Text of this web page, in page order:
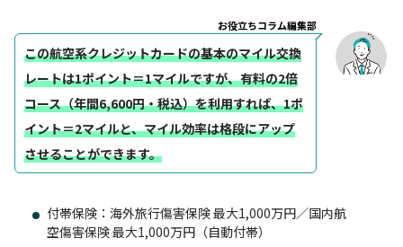
お役立ちコラム編集部
この航空系クレジットカードの基本のマイル交換
レートは1ポイント＝1マイルですが、有料の2倍
コース（年間6,600円・税込）を利用すれば、1ポ
イント＝2マイルと、マイル効率は格段にアップ
させることができます。
付帯保険：海外旅行傷害保険 最大1,000万円／国内航
空傷害保険 最大1,000万円（自動付帯）